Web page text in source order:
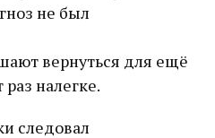
не был
вернуться для ещё
налегке.
следовал